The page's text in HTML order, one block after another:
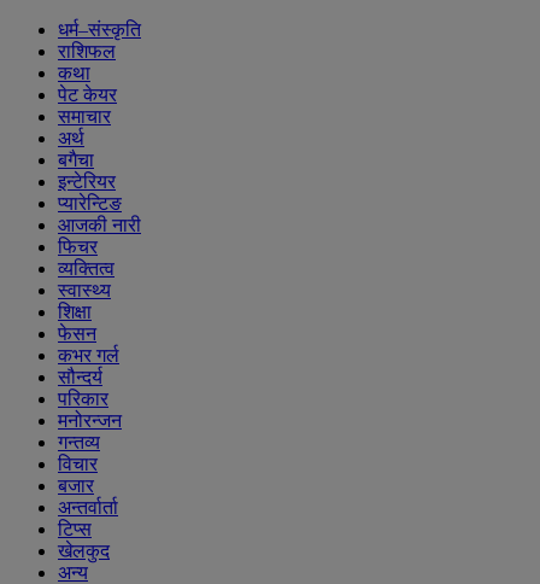
धर्म–संस्कृति
राशिफल
कथा
पेट केयर
समाचार
अर्थ
बगैचा
इन्टेरियर
प्यारेन्टिङ
आजकी नारी
फिचर
व्यक्तित्व
स्वास्थ्य
शिक्षा
फेसन
कभर गर्ल
सौन्दर्य
परिकार
मनोरन्जन
गन्तव्य
विचार
बजार
अन्तर्वार्ता
टिप्स
खेलकुद
अन्य